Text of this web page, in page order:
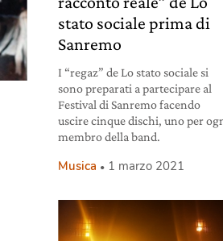
stato sociale prima di
Sanremo
I “regaz” de Lo stato sociale si
sono preparati a partecipare al
Festival di Sanremo facendo
uscire cinque dischi, uno per
membro della band.
Musica 1 marzo 2021